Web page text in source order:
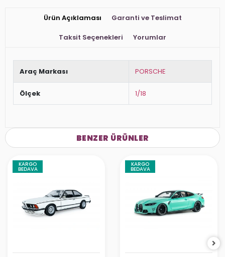
Ürün Açıklaması Garanti ve Teslimat
Taksit Seçenekleri Yorumlar
Araç Markası PORSCHE
Ölçek 1/18
BENZER ÜRÜNLER
KARGO
BEDAVA
KARGO
BEDAVA